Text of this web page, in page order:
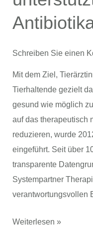
Schreiben Sie einen
Mit dem Ziel,
Tierhaltende gezielt
gesund wie möglich
auf das therapeutisch
reduzieren, wurde
eingeführt. Seit über
transparente
Systempartner
verantwortungsvollen
Weiterlesen »